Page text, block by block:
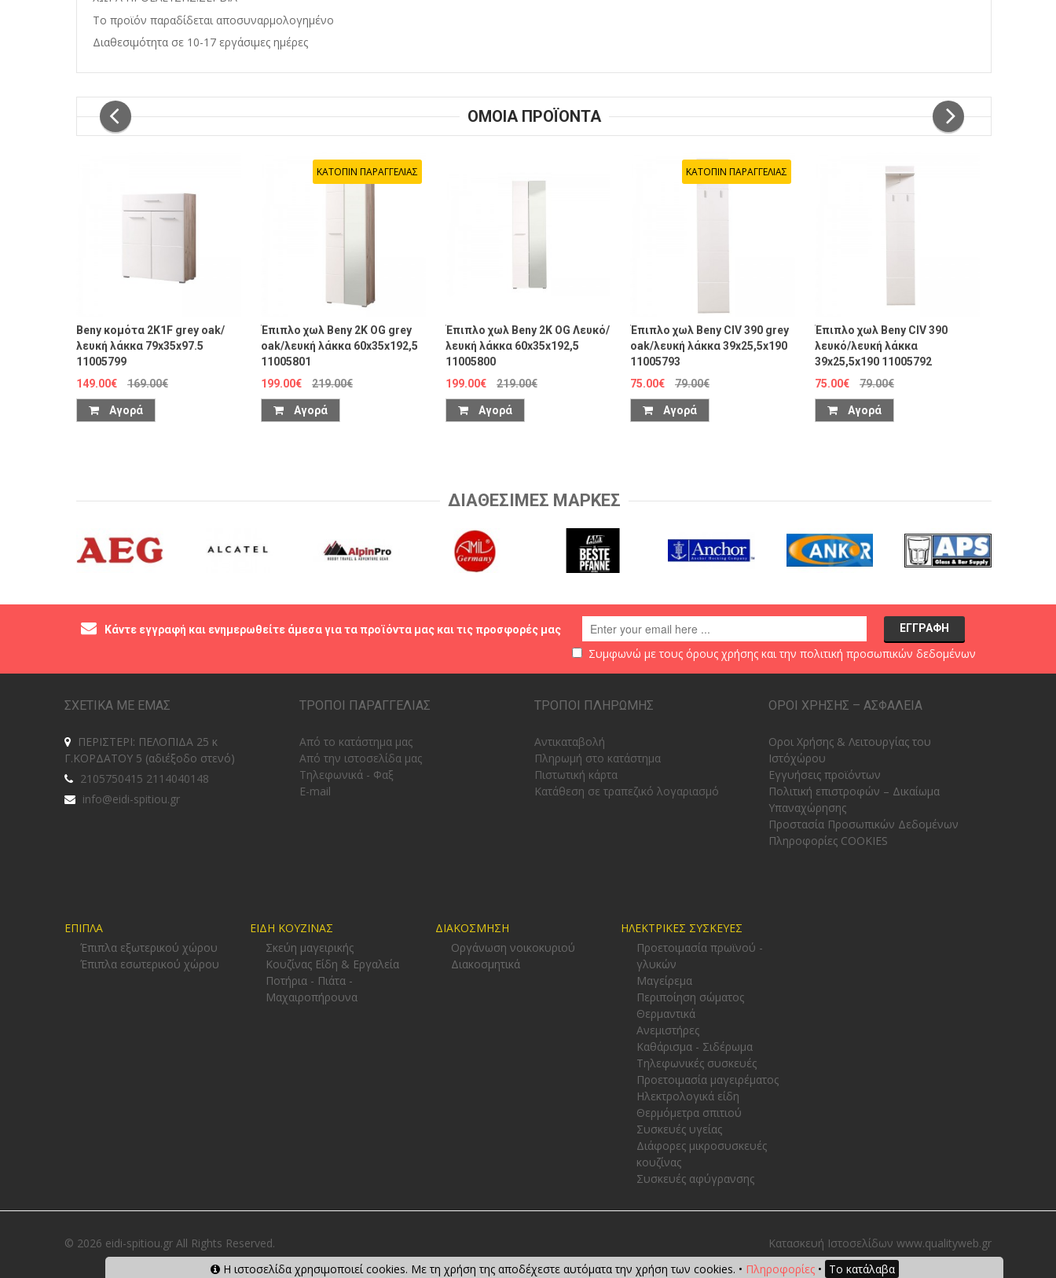
Το προϊόν παραδίδεται αποσυναρμολογημένο
Διαθεσιμότητα σε 10-17 εργάσιμες ημέρες
ΟΜΟΙΑ ΠΡΟΪΟΝΤΑ
Beny κομότα 2K1F grey oak/
λευκή λάκκα 79x35x97.5
11005799
149.00€
169.00€
Αγορά
ΚΑΤΟΠΙΝ ΠΑΡΑΓΓΕΛΙΑΣ
Έπιπλο χωλ Beny 2K OG grey
oak/λευκή λάκκα 60x35x192,5
11005801
199.00€
219.00€
Αγορά
Έπιπλο χωλ Beny 2K OG Λευκό/
λευκή λάκκα 60x35x192,5
11005800
199.00€
219.00€
Αγορά
ΚΑΤΟΠΙΝ ΠΑΡΑΓΓΕΛΙΑΣ
Έπιπλο χωλ Beny CIV 390 grey
oak/λευκή λάκκα 39x25,5x190
11005793
75.00€
79.00€
Αγορά
Έπιπλο χωλ Beny CIV 390
λευκό/λευκή λάκκα
39x25,5x190 11005792
75.00€
79.00€
Αγορά
ΔΙΑΘΕΣΙΜΕΣ ΜΑΡΚΕΣ
Κάντε εγγραφή και ενημερωθείτε άμεσα για τα προϊόντα μας και τις προσφορές μας
Συμφωνώ με τους όρους χρήσηςκαι την πολιτική προσωπικών δεδομένων
ΣΧΕΤΙΚΑ ΜΕ ΕΜΑΣ
ΠΕΡΙΣΤΕΡΙ: ΠΕΛΟΠΙΔΑ 25 κ
Γ.ΚΟΡΔΑΤΟΥ 5 (αδιέξοδο στενό)
2105750415 2114040148
info@eidi-spitiou.gr
ΤΡΟΠΟΙ ΠΑΡΑΓΓΕΛΙΑΣ
Από το κατάστημα μας
Από την ιστοσελίδα μας
Tηλεφωνικά - Φαξ
E-mail
ΤΡΟΠΟΙ ΠΛΗΡΩΜΗΣ
Αντικαταβολή
Πληρωμή στο κατάστημα
Πιστωτική κάρτα
Κατάθεση σε τραπεζικό λογαριασμό
ΟΡΟΙ ΧΡΗΣΗΣ – ΑΣΦΑΛΕΙΑ
Οροι Χρήσης & Λειτουργίας του
Ιστόχώρου
Εγγυήσεις προϊόντων
Πολιτική επιστροφών – Δικαίωμα
Υπαναχώρησης
Προστασία Προσωπικών Δεδομένων
Πληροφορίες COOKIES
ΕΠΙΠΛΑ
Έπιπλα εξωτερικού χώρου
Έπιπλα εσωτερικού χώρου
ΕΙΔΗ ΚΟΥΖΙΝΑΣ
Σκεύη μαγειρικής
Κουζίνας Είδη & Εργαλεία
Ποτήρια - Πιάτα -
Μαχαιροπήρουνα
ΔΙΑΚΟΣΜΗΣΗ
Οργάνωση νοικοκυριού
Διακοσμητικά
ΗΛΕΚΤΡΙΚΕΣ ΣΥΣΚΕΥΕΣ
Προετοιμασία πρωϊνού -
γλυκών
Μαγείρεμα
Περιποίηση σώματος
Θερμαντικά
Ανεμιστήρες
Καθάρισμα - Σιδέρωμα
Τηλεφωνικές συσκευές
Προετοιμασία μαγειρέματος
Ηλεκτρολογικά είδη
Θερμόμετρα σπιτιού
Συσκευές υγείας
Διάφορες μικροσυσκευές
κουζίνας
Συσκευές αφύγρανσης
© 2026 eidi-spitiou.gr All Rights Reserved.
Κατασκευή Ιστοσελίδων www.qualityweb.gr
Η ιστοσελίδα χρησιμοποιεί cookies. Με τη χρήση της αποδέχεστε αυτόματα την χρήση των cookies. • Πληροφορίες• Το κατάλαβα